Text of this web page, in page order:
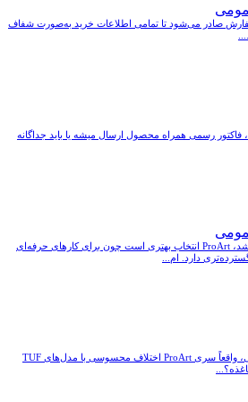
صادر می‌شود تا تمامی اطلاعات خرید به‌صورت شفاف
فاکتور رسمی همراه محصول ارسال میشه یا باید جداگانه
اگر دقت رنگ برایتان مهم باشد، ProArt انتخاب بهتری است چون برای کارهای حرفه‌ای
دارد. ام...
برای کارهای تدوین و طراحی، واقعاً سری ProArt اختلاف محسوسی با مدل‌های TUF